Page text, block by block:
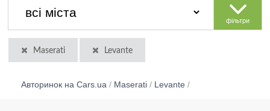
фільтри
Maserati Levante
Авторинок на Cars.ua / Maserati / Levante /